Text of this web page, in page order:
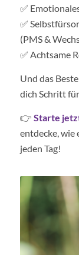
✅
✅
(PMS &
✅ Achtsame
Und das
dich Schritt
👉 Starte
entdecke, wie
jeden Tag!